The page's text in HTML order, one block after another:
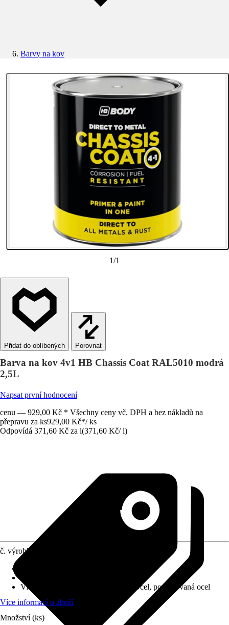
Barvy na kov
1/1
Porovnat
Barva na kov 4v1 HB Chassis Coat RAL5010 modrá
2,5L
Napsat první hodnocení
cenu — 929,00 Kč * Všechny ceny vč. DPH a bez nákladů na
přepravu za ks929,00 Kč*/ ks
Odpovídá 371,60 Kč za l(371,60 Kč/ l)
č. výrobku
Vhodné pro podklad
Dřevo, Kov, Ocel, pozinkovaná ocel
Více informací o zboží
Množství (ks)